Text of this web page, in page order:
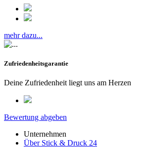
mehr dazu...
Zufriedenheitsgarantie
Deine Zufriedenheit liegt uns am Herzen
Bewertung abgeben
Unternehmen
Über Stick & Druck 24